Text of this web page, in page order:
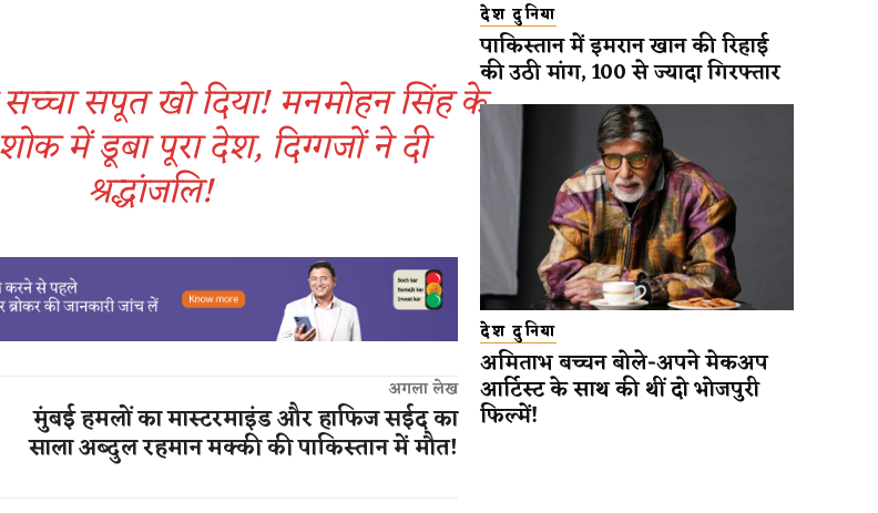
सपूत खो दिया! मनमोहन सिंह के
में डूबा पूरा देश, दिग्गजों ने दी
श्रद्धांजलि!
अगला लेख
मुंबई हमलों का मास्टरमाइंड और हाफिज सईद का
साला अब्दुल रहमान मक्की की पाकिस्तान में मौत!
देश दुनिया
पाकिस्तान में इमरान खान की रिहाई
की उठी मांग, 100 से ज्यादा गिरफ्तार
देश दुनिया
अमिताभ बच्चन बोले-अपने मेकअप
आर्टिस्ट के साथ की थीं दो भोजपुरी
फिल्में!